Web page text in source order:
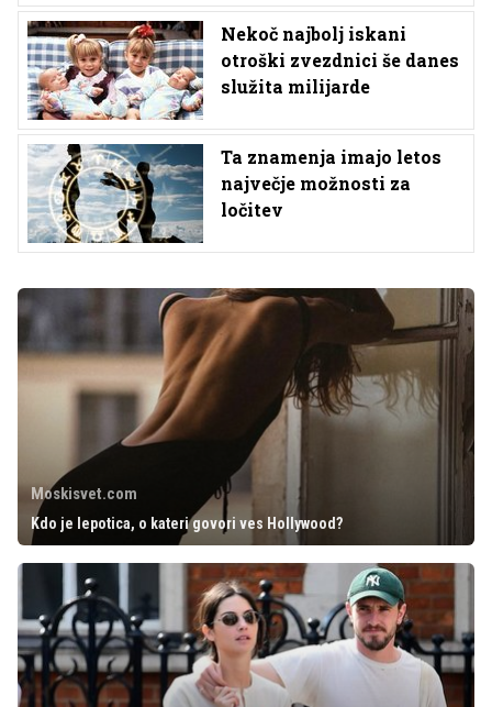
Nekoč najbolj iskani
otroški zvezdnici še danes
služita milijarde
Ta znamenja imajo letos
največje možnosti za
ločitev
Moskisvet.com
Kdo je lepotica, o kateri govori ves Hollywood?